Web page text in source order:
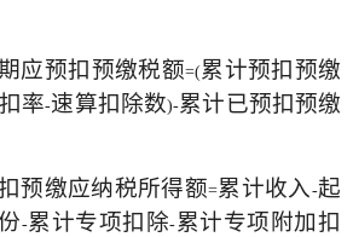
应预扣预缴税额=(累计预扣预缴
率-速算扣除数)-累计已预扣预缴
预缴应纳税所得额=累计收入 -起
-累计专项扣除- 累计专项附加扣